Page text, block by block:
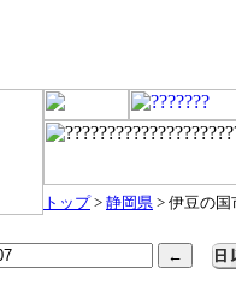
トップ> 静岡県 > 伊豆の国